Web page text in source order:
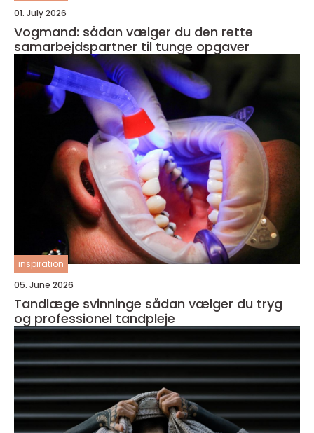
01. July 2026
Vogmand: sådan vælger du den rette
samarbejdspartner til tunge opgaver
inspiration
05. June 2026
Tandlæge svinninge sådan vælger du tryg
og professionel tandpleje